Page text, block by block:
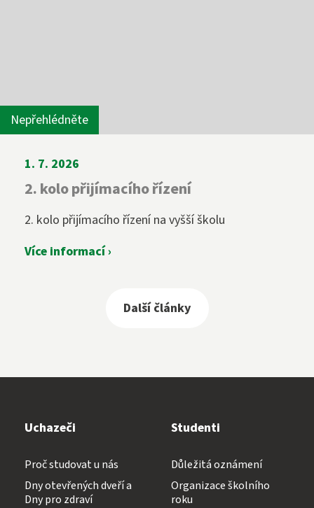
Nepřehlédněte
1. 7. 2026
2. kolo přijímacího řízení
2. kolo přijímacího řízení na vyšší školu
Více informací ›
Další články
Uchazeči
Proč studovat u nás
Dny otevřených dveří a
Dny pro zdraví
Studenti
Důležitá oznámení
Organizace školního
roku